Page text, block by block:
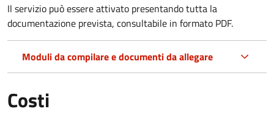
Il servizio può essere attivato presentando tutta la
documentazione prevista, consultabile in formato PDF.
Moduli da compilare e documenti da allegare
Costi